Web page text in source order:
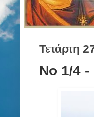
Τετάρτη
Νο 1/4